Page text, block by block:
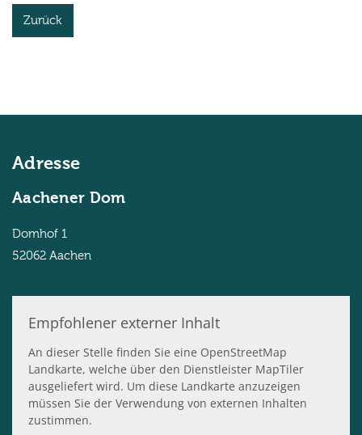
Zurück
Adresse
Aachener Dom
Domhof 1
52062 Aachen
Empfohlener externer Inhalt
An dieser Stelle finden Sie eine OpenStreetMap
Landkarte, welche über den Dienstleister MapTiler
ausgeliefert wird. Um diese Landkarte anzuzeigen
müssen Sie der Verwendung von externen Inhalten
zustimmen.